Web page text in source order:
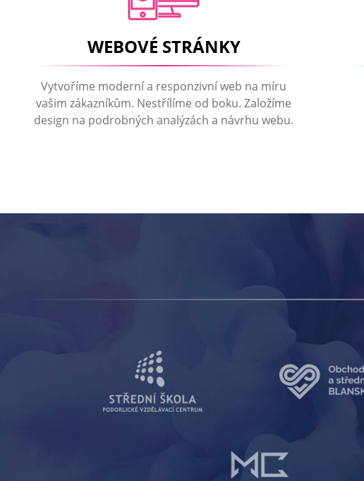
WEBOVÉ STRÁNKY
Vytvoříme moderní a responzivní web na míru
vašim zákazníkům. Nestřílíme od boku. Založíme
design na podrobných analýzách a návrhu webu.